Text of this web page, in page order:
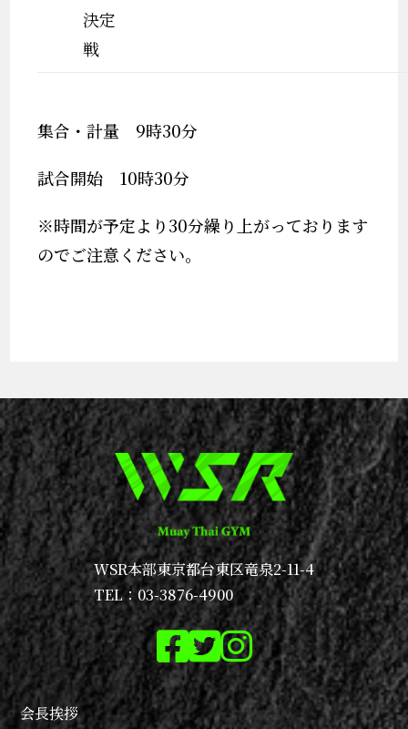
決定
戦
集合・計量 9時30分
試合開始 10時30分
※時間が予定より30分繰り上がっております
のでご注意ください。
WSR本部東京都台東区竜泉2-11-4
TEL：03-3876-4900
会長挨拶